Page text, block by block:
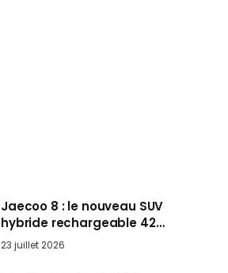
Jaecoo 8 : le nouveau SUV
hybride rechargeable 428
ch qui vise l’Audi Q7 arrive
en Europe cet automne
23 juillet 2026